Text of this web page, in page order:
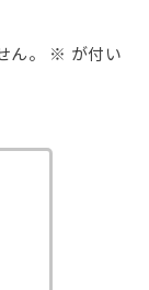
ん。 ※ が付い